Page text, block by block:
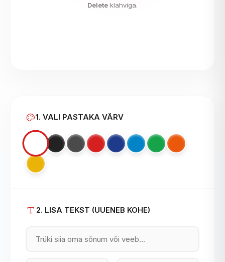
Delete klahviga.
1. VALI PASTAKA VÄRV
2. LISA TEKST (UUENEB KOHE)